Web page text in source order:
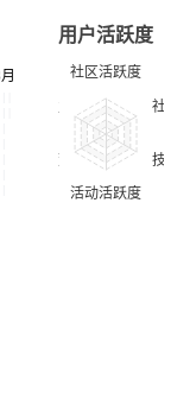
用户活跃度